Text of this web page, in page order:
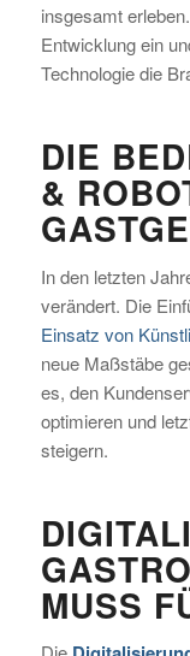
insgesamt
Entwicklung ein
Technologie die
DIE
&
In den letzten
verändert. Die
Einsatz von
neue Maßstäbe
es, den
optimieren und
steigern.
MUSS